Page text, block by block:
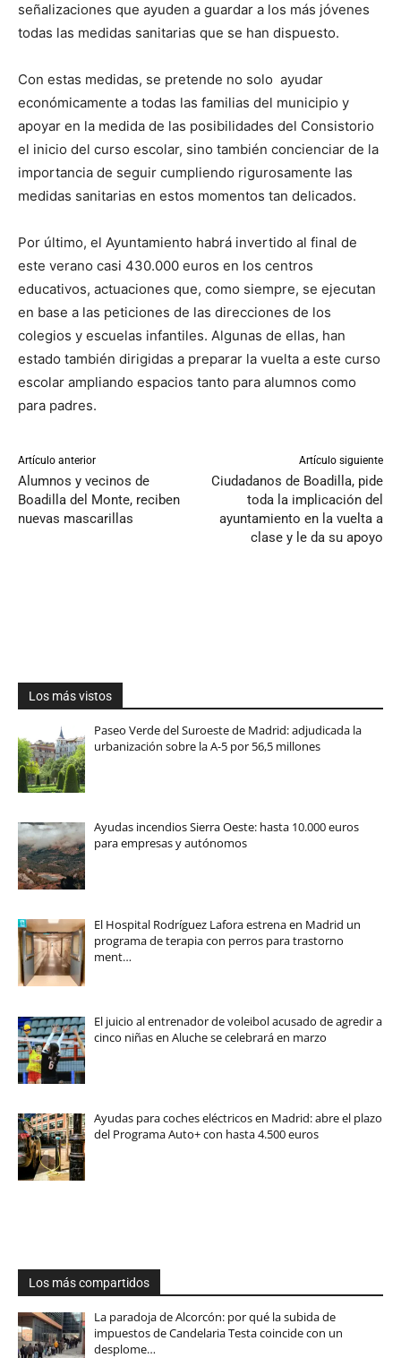
señalizaciones que ayuden a guardar a los más jóvenes
todas las medidas sanitarias que se han dispuesto.
Con estas medidas, se pretende no solo ayudar
económicamente a todas las familias del municipio y
apoyar en la medida de las posibilidades del Consistorio
el inicio del curso escolar, sino también concienciar de la
importancia de seguir cumpliendo rigurosamente las
medidas sanitarias en estos momentos tan delicados.
Por último, el Ayuntamiento habrá invertido al final de
este verano casi 430.000 euros en los centros
educativos, actuaciones que, como siempre, se ejecutan
en base a las peticiones de las direcciones de los
colegios y escuelas infantiles. Algunas de ellas, han
estado también dirigidas a preparar la vuelta a este curso
escolar ampliando espacios tanto para alumnos como
para padres.
Artículo anterior
Alumnos y vecinos de
Boadilla del Monte, reciben
nuevas mascarillas
Artículo siguiente
Ciudadanos de Boadilla, pide
toda la implicación del
ayuntamiento en la vuelta a
clase y le da su apoyo
Los más vistos
Paseo Verde del Suroeste de Madrid: adjudicada la
urbanización sobre la A-5 por 56,5 millones
Ayudas incendios Sierra Oeste: hasta 10.000 euros
para empresas y autónomos
El Hospital Rodríguez Lafora estrena en Madrid un
programa de terapia con perros para trastorno
ment…
El juicio al entrenador de voleibol acusado de agredir a
cinco niñas en Aluche se celebrará en marzo
Ayudas para coches eléctricos en Madrid: abre el plazo
del Programa Auto+ con hasta 4.500 euros
Los más compartidos
La paradoja de Alcorcón: por qué la subida de
impuestos de Candelaria Testa coincide con un
desplome…